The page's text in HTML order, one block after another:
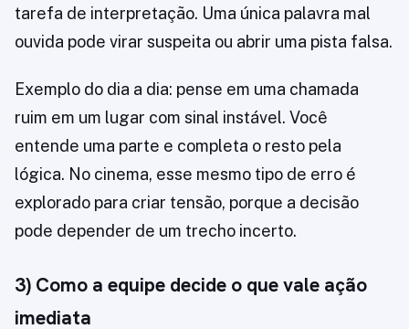
tarefa de interpretação. Uma única palavra mal
ouvida pode virar suspeita ou abrir uma pista falsa.
Exemplo do dia a dia: pense em uma chamada
ruim em um lugar com sinal instável. Você
entende uma parte e completa o resto pela
lógica. No cinema, esse mesmo tipo de erro é
explorado para criar tensão, porque a decisão
pode depender de um trecho incerto.
3) Como a equipe decide o que vale ação
imediata